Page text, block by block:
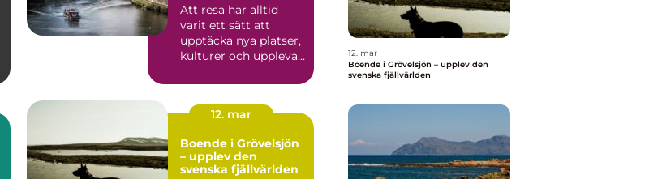
Att resa har alltid
varit ett sätt att
upptäcka nya platser,
kulturer och uppleva
12. mar
Boende i Grövelsjön
– upplev den
svenska fjällvärlden
12. mar
Boende i Grövelsjön – upplev den
svenska fjällvärlden